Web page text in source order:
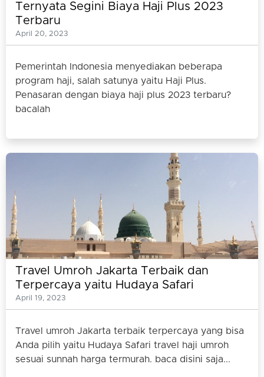
Ternyata Segini Biaya Haji Plus 2023
Terbaru
April 20, 2023
Pemerintah Indonesia menyediakan beberapa
program haji, salah satunya yaitu Haji Plus.
Penasaran dengan biaya haji plus 2023 terbaru?
bacalah
Travel Umroh Jakarta Terbaik dan
Terpercaya yaitu Hudaya Safari
April 19, 2023
Travel umroh Jakarta terbaik terpercaya yang bisa
Anda pilih yaitu Hudaya Safari travel haji umroh
sesuai sunnah harga termurah. baca disini saja...